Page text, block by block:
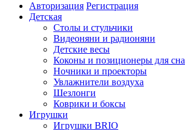
Авторизация Регистрация
Детская
Cтолы и стульчики
Видеоняни и радионяни
Детские весы
Коконы и позиционеры для сна
Ночники и проекторы
Увлажнители воздуха
Шезлонги
Коврики и боксы
Игрушки
Игрушки BRIO